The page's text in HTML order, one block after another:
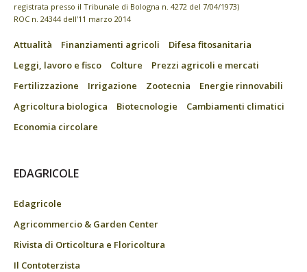
registrata presso il Tribunale di Bologna n. 4272 del 7/04/1973)
ROC n. 24344 dell’11 marzo 2014
Attualità Finanziamenti agricoli
Difesa fitosanitaria
Leggi, lavoro e fisco
Colture
Prezzi agricoli e mercati
Fertilizzazione
Irrigazione Zootecnia
Energie rinnovabili
Agricoltura biologica
Biotecnologie
Cambiamenti climatici
Economia circolare
EDAGRICOLE
Edagricole
Agricommercio & Garden Center
Rivista di Orticoltura e Floricoltura
Il Contoterzista